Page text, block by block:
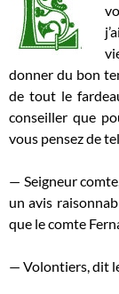
donner du bon
de tout le
conseiller que
vous pensez de
— Seigneur
un avis
que le comte
— Volontiers, dit